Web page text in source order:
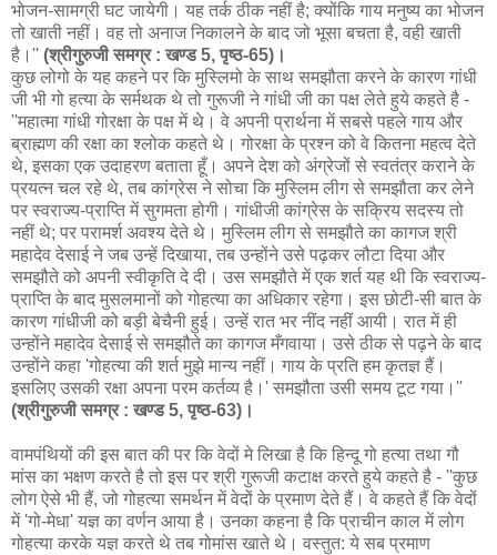
भोजन-सामग्री घट जायेगी। यह तर्क ठीक नहीं है; क्योंकि गाय मनुष्य का भोजन
तो खाती नहीं। वह तो अनाज निकालने के बाद जो भूसा बचता है, वही खाती
है।'' (श्रीगुरुजी समग्र : खण्ड 5, पृष्ठ-65)।
कुछ लोगो के यह कहने पर कि मुस्लिमो के साथ समझौता करने के कारण गांधी
जी भी गो हत्‍या के सर्मथक थे तो गुरूजी ने गांधी जी का पक्ष लेते हुये कहते है -
''महात्मा गांधी गोरक्षा के पक्ष में थे। वे अपनी प्रार्थना में सबसे पहले गाय और
ब्राह्मण की रक्षा का श्लोक कहते थे। गोरक्षा के प्रश्न को वे कितना महत्व देते
थे, इसका एक उदाहरण बताता हूँ। अपने देश को अंग्रेजों से स्वतंत्र कराने के
प्रयत्न चल रहे थे, तब कांग्रेस ने सोचा कि मुस्लिम लीग से समझौता कर लेने
पर स्वराज्य-प्राप्ति में सुगमता होगी। गांधीजी कांग्रेस के सक्रिय सदस्य तो
नहीं थे; पर परामर्श अवश्य देते थे। मुस्लिम लीग से समझौते का कागज श्री
महादेव देसाई ने जब उन्हें दिखाया, तब उन्होंने उसे पढ़कर लौटा दिया और
समझौते को अपनी स्वीकृति दे दी। उस समझौते में एक शर्त यह थी कि स्वराज्य-
प्राप्ति के बाद मुसलमानों को गोहत्या का अधिकार रहेगा। इस छोटी-सी बात के
कारण गांधीजी को बड़ी बेचैनी हुई। उन्हें रात भर नींद नहीं आयी। रात में ही
उन्होंने महादेव देसाई से समझौते का कागज मँगवाया। उसे ठीक से पढ़ने के बाद
उन्होंने कहा 'गोहत्या की शर्त मुझे मान्य नहीं। गाय के प्रति हम कृतज्ञ हैं।
इसलिए उसकी रक्षा अपना परम कर्तव्य है।' समझौता उसी समय टूट गया।''
(श्रीगुरुजी समग्र : खण्ड 5, पृष्ठ-63)।
वामपंथियों की इस बात की पर कि वेदों मे लिखा है कि हिन्दू गो हत्या तथा गौ
मांस का भक्षण करते है तो इस पर श्री गुरूजी कटाक्ष करते हुये कहते है - ''कुछ
लोग ऐसे भी हैं, जो गोहत्या समर्थन में वेदों के प्रमाण देते हैं। वे कहते हैं कि वेदों
में 'गो-मेधा' यज्ञ का वर्णन आया है। उनका कहना है कि प्राचीन काल में लोग
गोहत्या करके यज्ञ करते थे तब गोमांस खाते थे। वस्तुत: ये सब प्रमाण